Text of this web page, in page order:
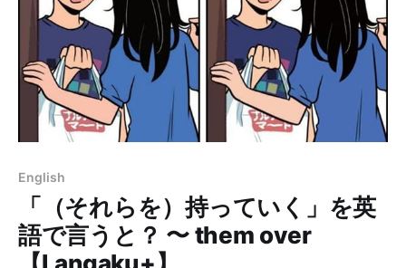
v10.9.3) $ node -v v22.19.0 $ npm -v 10.
English
「（それらを）持っていく」を英
語で言うと？ 〜 them over